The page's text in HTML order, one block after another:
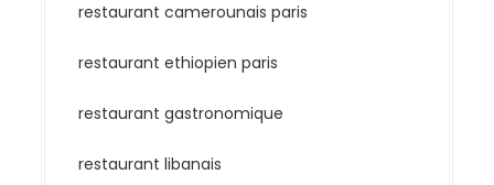
restaurant camerounais paris
restaurant ethiopien paris
restaurant gastronomique
restaurant libanais